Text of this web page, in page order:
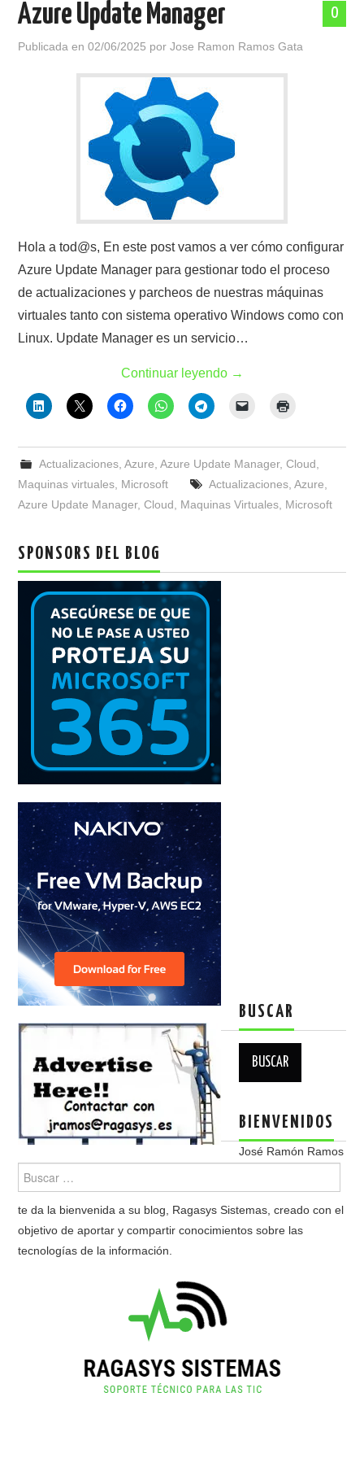
POLÍTICA DE PRIVACIDAD
0
Azure Update Manager
Publicada en02/06/2025 porJose Ramon Ramos Gata
Hola a tod@s, En este post vamos a ver cómo configurar
Azure Update Manager para gestionar todo el proceso
de actualizaciones y parcheos de nuestras máquinas
virtuales tanto con sistema operativo Windows como con
Linux. Update Manager es un servicio…
Continuar leyendo →
Actualizaciones, Azure Azure Update Manager, Cloud
Maquinas virtuales Microsoft Actualizaciones, Azure
Azure Update Manager,Cloud Maquinas Virtuales Microsoft
SPONSORS DEL BLOG
BUSCAR
BIENVENIDOS
José Ramón Ramos
te da la bienvenida a su blog, Ragasys Sistemas, creado con el
objetivo de aportar y compartir conocimientos sobre las
tecnologías de la información.